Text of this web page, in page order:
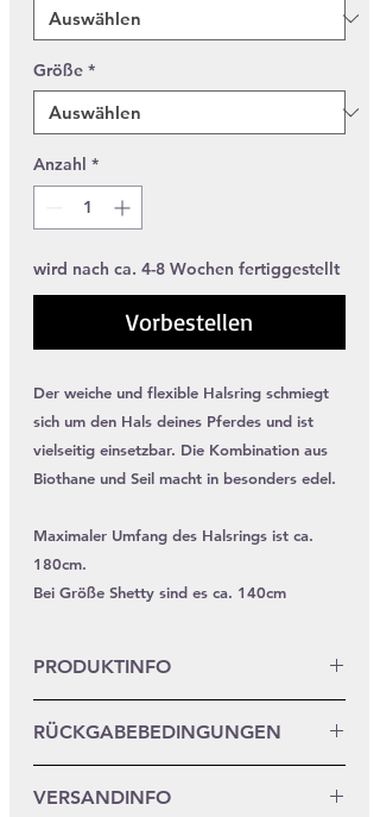
Größe *
Anzahl *
wird nach ca. 4-8 Wochen fertiggestellt
Vorbestellen
Der weiche und flexible Halsring schmiegt
sich um den Hals deines Pferdes und ist
vielseitig einsetzbar. Die Kombination aus
Biothane und Seil macht in besonders edel.
Maximaler Umfang des Halsrings ist ca.
180cm.
Bei Größe Shetty sind es ca. 140cm
PRODUKTINFO
10mm. Die Biothane ist 16mm breit.
RÜCKGABEBEDINGUNGEN
Sonderanfertigung nach
VERSANDINFO